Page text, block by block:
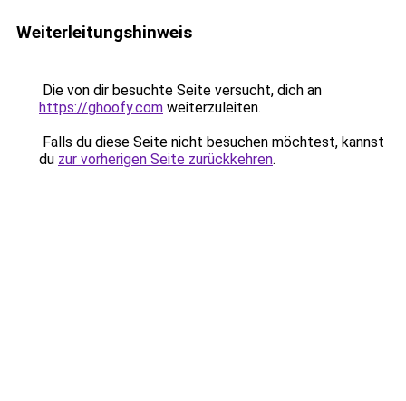
Weiterleitungshinweis
Die von dir besuchte Seite versucht, dich an
https://ghoofy.com weiterzuleiten.
Falls du diese Seite nicht besuchen möchtest, kannst
du zur vorherigen Seite zurückkehren.